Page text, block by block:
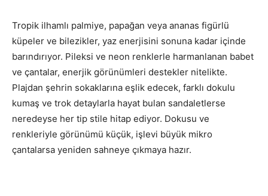
Tropik ilhamlı palmiye, papağan veya ananas figürlü
küpeler ve bilezikler, yaz enerjisini sonuna kadar içinde
barındırıyor. Pileksi ve neon renklerle harmanlanan babet
ve çantalar, enerjik görünümleri destekler nitelikte.
Plajdan şehrin sokaklarına eşlik edecek, farklı dokulu
kumaş ve trok detaylarla hayat bulan sandaletlerse
neredeyse her tip stile hitap ediyor. Dokusu ve
renkleriyle görünümü küçük, işlevi büyük mikro
çantalarsa yeniden sahneye çıkmaya hazır.